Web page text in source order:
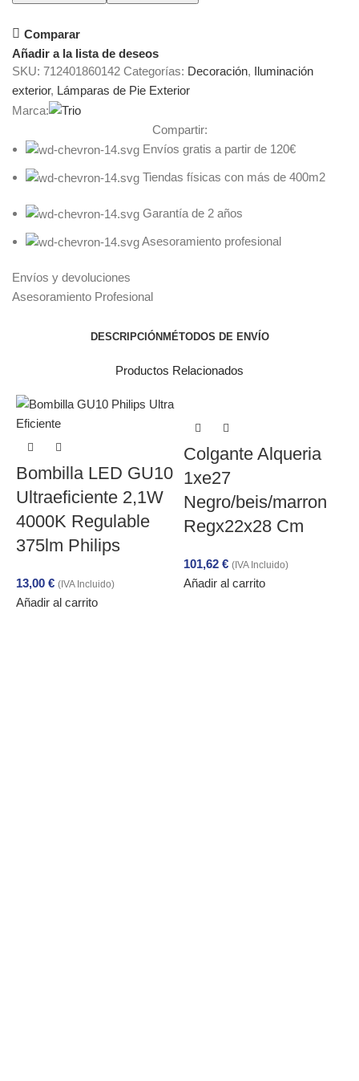
Comparar
Añadir a la lista de deseos
SKU: 712401860142 Categorías: Decoración, Iluminación
exterior, Lámparas de Pie Exterior
Marca:
Compartir:
Envíos gratis a partir de 120€
Tiendas físicas con más de 400m2
Garantía de 2 años
Asesoramiento profesional
Envíos y devoluciones
Asesoramiento Profesional
DESCRIPCIÓN MÉTODOS DE ENVÍO
Productos Relacionados
Bombilla LED GU10
Ultraeficiente 2,1W
4000K Regulable
375lm Philips
13,00 € (IVA Incluido)
Añadir al carrito
Colgante Alqueria
1xe27
Negro/beis/marron
Regx22x28 Cm
101,62 € (IVA Incluido)
Añadir al carrito